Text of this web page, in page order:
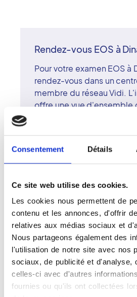
Consentement Détails
Ce site web utilise des cookies.
Les cookies nous permettent de
contenu et les annonces, d'offrir
relatives aux médias sociaux et
Nous partageons également des
l'utilisation de notre site avec nos
sociaux, de publicité et d'analyse,
celles-ci avec d'autres
fournies ou qu'ils ont collectées
Rendez-vous EOS à
Pour votre examen EOS à
rendez-vous dans un
membre du réseau Vidi.
offre une vue d'ensemble
en position debout,
très faible irradiation,
adapté aussi bien aux
du centre de Dinard
clichés avec rigueur et
réseau Vidi met la
bienveillance au service
moderne et accessible.